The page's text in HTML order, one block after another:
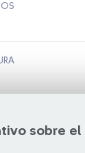
sobre el